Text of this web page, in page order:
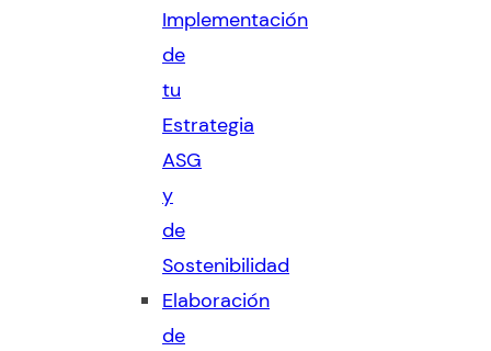
Implementación
de
tu
Estrategia
ASG
y
de
Sostenibilidad
Elaboración
de